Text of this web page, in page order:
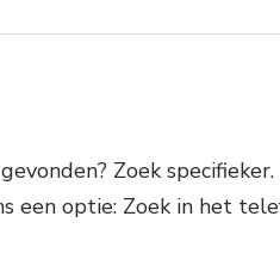
Zoek specifieker.
een optie: Zoek in het